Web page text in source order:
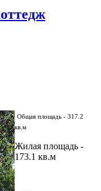
Общая площадь - 317.2
кв.м
Жилая площадь -
173.1 кв.м